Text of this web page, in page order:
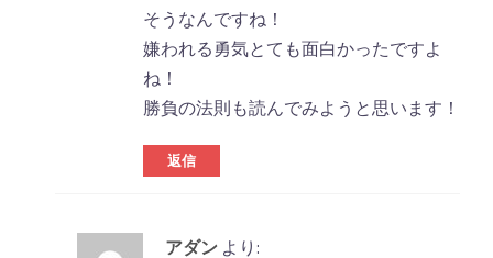
そうなんですね！
嫌われる勇気とても面白かったですよ
ね！
勝負の法則も読んでみようと思います！
返信
アダン より: